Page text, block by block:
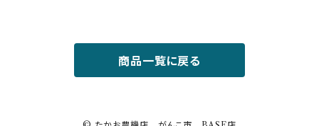
商品一覧に戻る